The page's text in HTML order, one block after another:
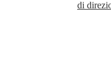
di